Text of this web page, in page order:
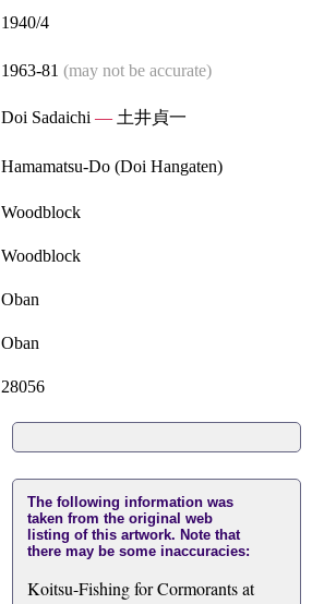
1940/4
1963-81 (may not be accurate)
Doi Sadaichi — 土井貞一
Hamamatsu-Do (Doi Hangaten)
Woodblock
Woodblock
Oban
Oban
28056
The following information was
taken from the original web
listing of this artwork. Note that
there may be some inaccuracies:
Koitsu-Fishing for Cormorants at